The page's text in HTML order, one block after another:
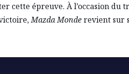
cette épreuve. À l’occasion du
Mazda Monderevient sur